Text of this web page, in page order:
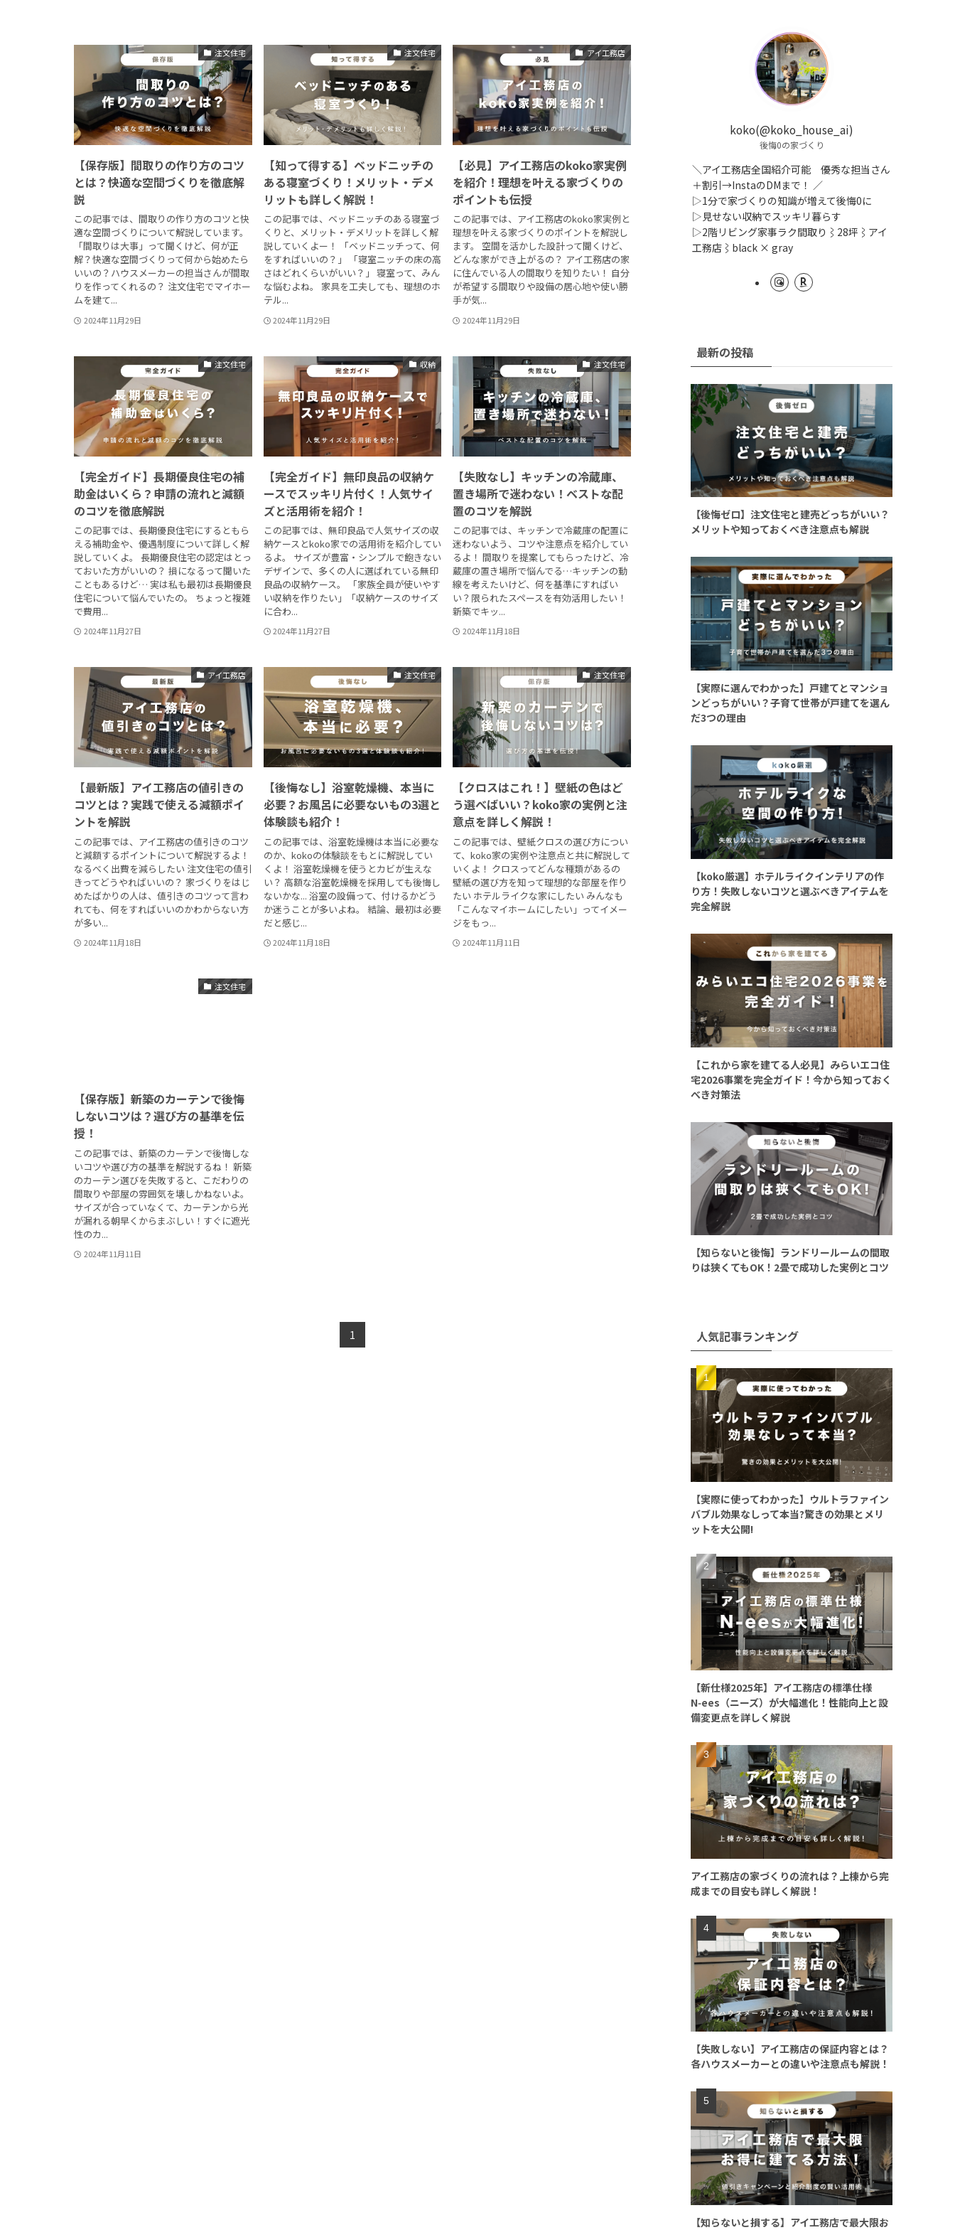
注文住宅
【保存版】間取りの作り方のコツ
とは？快適な空間づくりを徹底解
説
この記事では、間取りの作り方のコツと快
適な空間づくりについて解説しています。
「間取りは大事」って聞くけど、何が正
解？快適な空間づくりって何から始めたら
いいの？ハウスメーカーの担当さんが間取
りを作ってくれるの？ 注文住宅でマイホー
ムを建て...
2024年11月29日
注文住宅
【知って得する】ベッドニッチの
ある寝室づくり！メリット・デメ
リットも詳しく解説！
この記事では、ベッドニッチのある寝室づ
くりと、メリット・デメリットを詳しく解
説していくよー！ 「ベッドニッチって、何
をすればいいの？」 「寝室ニッチの床の高
さはどれくらいがいい？」 寝室って、みん
な悩むよね。 家具を工夫しても、理想のホ
テル...
2024年11月29日
アイ工務店
【必見】アイ工務店のkoko家実例
を紹介！理想を叶える家づくりの
ポイントも伝授
この記事では、アイ工務店のkoko家実例と
理想を叶える家づくりのポイントを解説し
ます。 空間を活かした設計って聞くけど、
どんな家ができ上がるの？ アイ工務店の家
に住んでいる人の間取りを知りたい！ 自分
が希望する間取りや設備の居心地や使い勝
手が気...
2024年11月29日
注文住宅
【完全ガイド】長期優良住宅の補
助金はいくら？申請の流れと減額
のコツを徹底解説
この記事では、長期優良住宅にするともら
える補助金や、優遇制度について詳しく解
説していくよ。 長期優良住宅の認定はとっ
ておいた方がいいの？ 損になるって聞いた
こともあるけど… 実は私も最初は長期優良
住宅について悩んでいたの。 ちょっと複雑
で費用...
2024年11月27日
収納
【完全ガイド】無印良品の収納ケ
ースでスッキリ片付く！人気サイ
ズと活用術を紹介！
この記事では、無印良品で人気サイズの収
納ケースとkoko家での活用術を紹介してい
るよ。 サイズが豊富・シンプルで飽きない
デザインで、多くの人に選ばれている無印
良品の収納ケース。 「家族全員が使いやす
い収納を作りたい」「収納ケースのサイズ
に合わ...
2024年11月27日
注文住宅
【失敗なし】キッチンの冷蔵庫、
置き場所で迷わない！ベストな配
置のコツを解説
この記事では、キッチンで冷蔵庫の配置に
迷わないよう、コツや注意点を紹介してい
るよ！ 間取りを提案してもらったけど、冷
蔵庫の置き場所で悩んでる…キッチンの動
線を考えたいけど、何を基準にすればい
い？限られたスペースを有効活用したい！
新築でキッ...
2024年11月18日
アイ工務店
【最新版】アイ工務店の値引きの
コツとは？実践で使える減額ポイ
ントを解説
この記事では、アイ工務店の値引きのコツ
と減額するポイントについて解説するよ！
なるべく出費を減らしたい 注文住宅の値引
きってどうやればいいの？ 家づくりをはじ
めたばかりの人は、値引きのコツって言わ
れても、何をすればいいのかわからない方
が多い...
2024年11月18日
注文住宅
【後悔なし】浴室乾燥機、本当に
必要？お風呂に必要ないもの3選と
体験談も紹介！
この記事では、浴室乾燥機は本当に必要な
のか、kokoの体験談をもとに解説してい
くよ！ 浴室乾燥機を使うとカビが生えな
い？ 高額な浴室乾燥機を採用しても後悔し
ないかな... 浴室の設備って、付けるかどう
か迷うことが多いよね。 結論、最初は必要
だと感じ...
2024年11月18日
注文住宅
【クロスはこれ！】壁紙の色はど
う選べばいい？koko家の実例と注
意点を詳しく解説！
この記事では、壁紙クロスの選び方につい
て、koko家の実例や注意点と共に解説して
いくよ！ クロスってどんな種類があるの
壁紙の選び方を知って理想的な部屋を作り
たい ホテルライクな家にしたい みんなも
「こんなマイホームにしたい」ってイメー
ジをもっ...
2024年11月11日
注文住宅
【保存版】新築のカーテンで後悔
しないコツは？選び方の基準を伝
授！
この記事では、新築のカーテンで後悔しな
いコツや選び方の基準を解説するね！ 新築
のカーテン選びを失敗すると、こだわりの
間取りや部屋の雰囲気を壊しかねないよ。
サイズが合っていなくて、カーテンから光
が漏れる朝早くからまぶしい！すぐに遮光
性のカ...
2024年11月11日
1
koko(@koko_house_ai)
後悔0の家づくり
＼アイ工務店全国紹介可能 優秀な担当さん
＋割引→InstaのDMまで！ ／
▷1分で家づくりの知識が増えて後悔0に
▷見せない収納でスッキリ暮らす
▷2階リビング家事ラク間取り⌇28坪⌇アイ
工務店⌇black × gray
最新の投稿
【後悔ゼロ】注文住宅と建売どっちがいい？
メリットや知っておくべき注意点も解説
【実際に選んでわかった】戸建てとマンショ
ンどっちがいい？子育て世帯が戸建てを選ん
だ3つの理由
【koko厳選】ホテルライクインテリアの作
り方！失敗しないコツと選ぶべきアイテムを
完全解説
【これから家を建てる人必見】みらいエコ住
宅2026事業を完全ガイド！今から知っておく
べき対策法
【知らないと後悔】ランドリールームの間取
りは狭くてもOK！2畳で成功した実例とコツ
人気記事ランキング
【実際に使ってわかった】ウルトラファイン
バブル効果なしって本当?驚きの効果とメリ
ットを大公開!
【新仕様2025年】アイ工務店の標準仕様
N‑ees（ニーズ）が大幅進化！性能向上と設
備変更点を詳しく解説
アイ工務店の家づくりの流れは？上棟から完
成までの目安も詳しく解説！
【失敗しない】アイ工務店の保証内容とは？
各ハウスメーカーとの違いや注意点も解説！
【知らないと損する】アイ工務店で最大限お